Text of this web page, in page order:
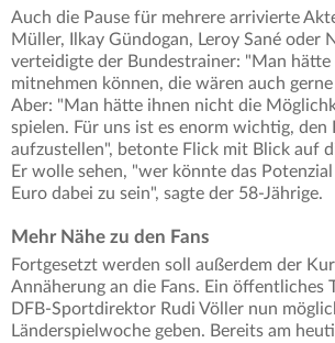
Auch die Pause für mehrere arrivierte
Müller, Ilkay Gündogan, Leroy Sané oder
verteidigte der Bundestrainer: "Man hätte
mitnehmen können, die wären auch gerne
Aber: "Man hätte ihnen nicht die
spielen. Für uns ist es enorm wichtig, den
aufzustellen", betonte Flick mit Blick auf
Er wolle sehen, "wer könnte das
Euro dabei zu sein", sagte der 58-Jährige.
Mehr Nähe zu den Fans
Fortgesetzt werden soll außerdem der
Annäherung an die Fans. Ein öffentliches
DFB-Sportdirektor Rudi Völler nun
Länderspielwoche geben. Bereits am